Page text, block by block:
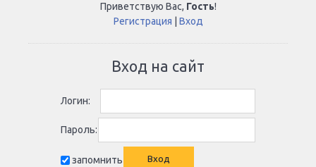
Приветствую Вас, Гость!
Регистрация
Вход
Вход на сайт
Логин:
Пароль:
запомнить